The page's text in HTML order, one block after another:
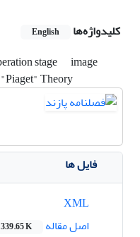
کلیدواژه‌ها
English
stage
image
"Piaget" Theory
فایل ها
اصل مقاله
339.65 K